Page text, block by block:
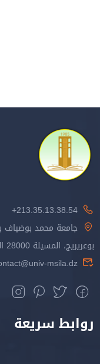
213.35.13.38.54+
جامعة محمد بوضياف
بوعريريج، المسيلة 28000 الجزائر
msila.dz
روابط سريعة